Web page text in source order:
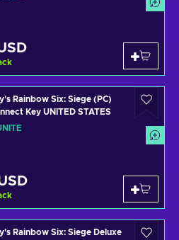
Rainbow Six: Siege (PC)
Key UNITED STATES
Rainbow Six: Siege Deluxe